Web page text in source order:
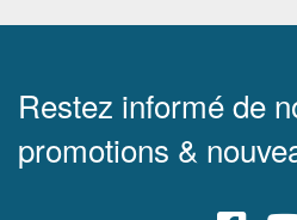
Restez informé de
promotions &